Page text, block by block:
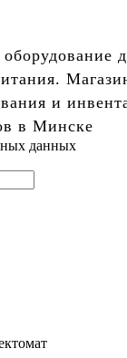
оборудование
и
в Минске
данных